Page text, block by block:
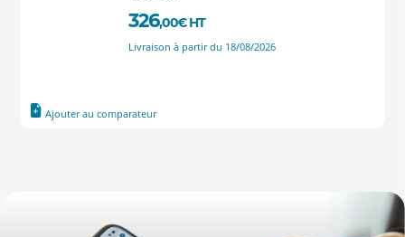
326,00€ HT
Livraison à partir du 18/08/2026
Ajouter au comparateur